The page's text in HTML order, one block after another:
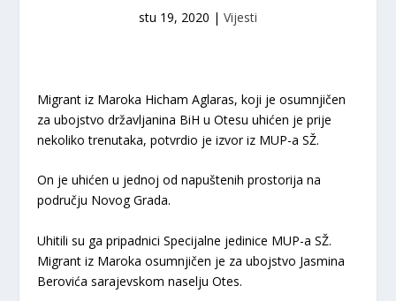
stu 19, 2020 | Vijesti
Migrant iz Maroka Hicham Aglaras, koji je osumnjičen
za ubojstvo državljanina BiH u Otesu uhićen je prije
nekoliko trenutaka, potvrdio je izvor iz MUP-a SŽ.
On je uhićen u jednoj od napuštenih prostorija na
području Novog Grada.
Uhitili su ga pripadnici Specijalne jedinice MUP-a SŽ.
Migrant iz Maroka osumnjičen je za ubojstvo Jasmina
Berovića sarajevskom naselju Otes.